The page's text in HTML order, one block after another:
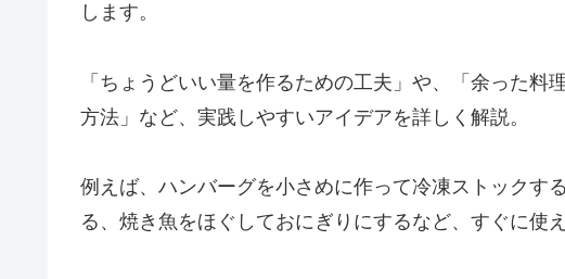
します。
「ちょうどいい量を作るための工夫」や、「余った
方法」など、実践しやすいアイデアを詳しく解説。
例えば、ハンバーグを小さめに作って冷凍ストックす
る、焼き魚をほぐしておにぎりにするなど、すぐに使